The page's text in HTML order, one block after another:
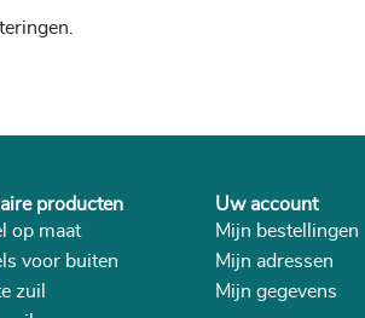
producten
op maat
voor buiten
zuil
Uw account
Mijn bestellingen
Mijn adressen
Mijn gegevens